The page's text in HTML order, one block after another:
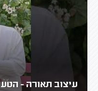
עיצוב תאורה -